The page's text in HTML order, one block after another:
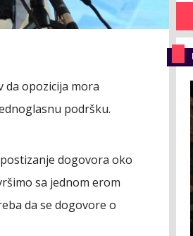
da opozicija mora
podršku.
dogovora oko
sa jednom erom
da se dogovore o